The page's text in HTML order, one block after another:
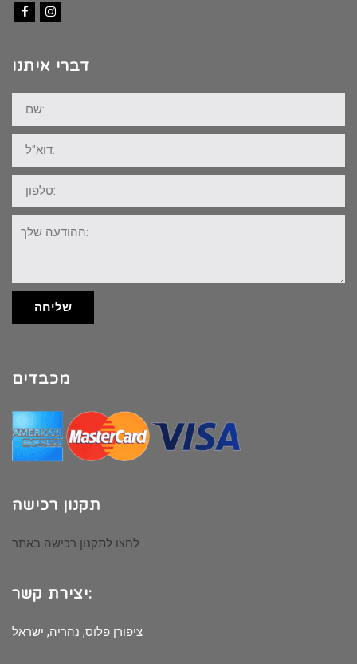
דברי איתנו
שם:
דוא"ל:
טלפון:
ההודעה
שלך:
שליחה
מכבדים
תקנון רכישה
לחצו לתקנון רכישה באתר
יצירת קשר:
ציפורן פלוס, נהריה, ישראל